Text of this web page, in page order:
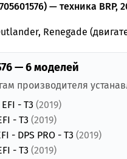
— техника BRP,
Renegade
— 6 моделей
производителя
- T3 (2019)
- T3 (2019)
- DPS PRO - T3 (2019)
- T3 (2019)